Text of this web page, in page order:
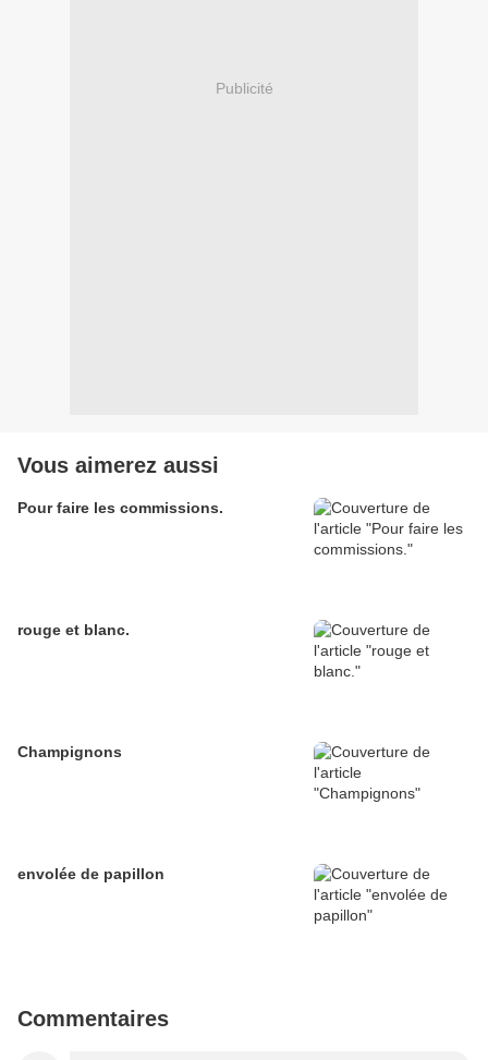
Publicité
Vous aimerez aussi
Pour faire les commissions.
rouge et blanc.
Champignons
envolée de papillon
Commentaires